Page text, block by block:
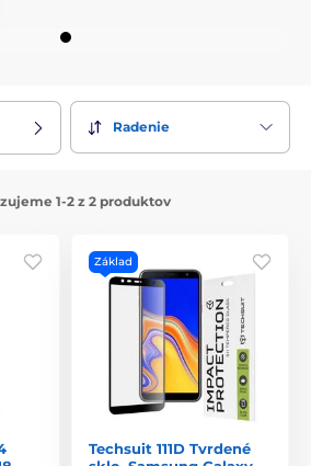
Radenie
1-2 z 2 produktov
Základ
Techsuit 111D Tvrdené